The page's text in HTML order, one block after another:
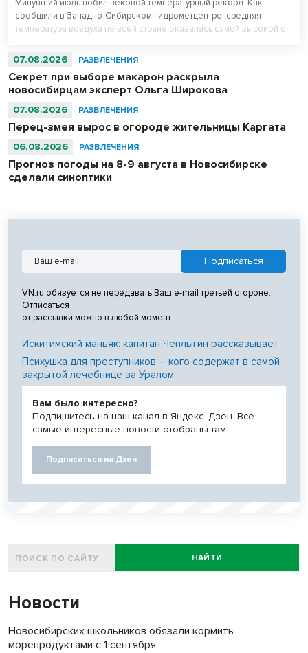
Минувший июль побил вековой температурный рекорд. Как
сообщили в Западно-Сибирском гидрометцентре, средняя
температура воздуха по всей стране оказалась самой высокой с
предыдущие максимумы 2010 и 2024 годов.
07.08.2026 РАЗВЛЕЧЕНИЯ
Секрет при выборе макарон раскрыла
новосибирцам эксперт Ольга Широкова
07.08.2026 РАЗВЛЕЧЕНИЯ
Перец-змея вырос в огороде жительницы Каргата
06.08.2026 РАЗВЛЕЧЕНИЯ
Прогноз погоды на 8-9 августа в Новосибирске
сделали синоптики
VN.ru обязуется не передавать Ваш e-mail третьей стороне.
Отписаться
от рассылки можно в любой момент
Искитимский маньяк: капитан Чеплыгин рассказывает
Психушка для преступников – кого содержат в самой
закрытой лечебнице за Уралом
Вам было интересно?
Подпишитесь на наш канал в Яндекс. Дзен. Все
самые интересные новости отобраны там.
Подписаться на Дзен
НАЙТИ
Новости
Новосибирских школьников обязали кормить
морепродуктами с 1 сентября